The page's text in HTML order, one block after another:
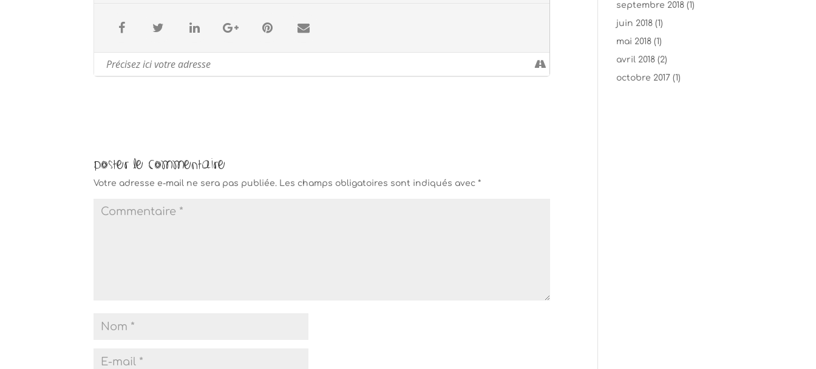
Poster le commentaire
Votre adresse e-mail ne sera pas publiée. Les champs obligatoires sont indiqués avec*
septembre 2018 (1)
juin 2018 (1)
mai 2018 (1)
avril 2018 (2)
octobre 2017 (1)